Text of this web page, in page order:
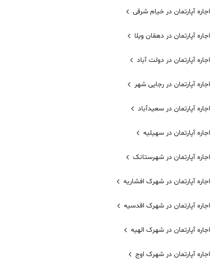
اجاره آپارتمان در خیام شرقی
اجاره آپارتمان در دهقان ویلا
اجاره آپارتمان در دولت آباد
اجاره آپارتمان در رجایی شهر
اجاره آپارتمان در سعیدآباد
اجاره آپارتمان در سهیلیه
اجاره آپارتمان در شهرستانک
اجاره آپارتمان در شهرک افشاریه
اجاره آپارتمان در شهرک اقدسیه
اجاره آپارتمان در شهرک الهیه
اجاره آپارتمان در شهرک اوج